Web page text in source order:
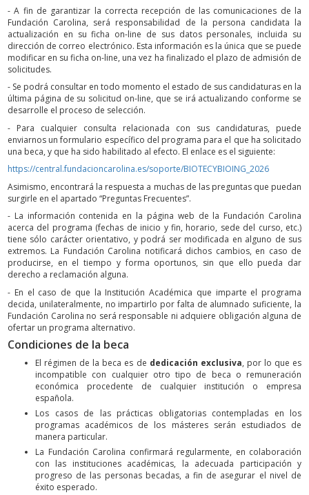
- A fin de garantizar la correcta recepción de las comunicaciones de la
Fundación Carolina, será responsabilidad de la persona candidata la
actualización en su ficha on-line de sus datos personales, incluida su
dirección de correo electrónico. Esta información es la única que se puede
modificar en su ficha on-line, una vez ha finalizado el plazo de admisión de
solicitudes.
- Se podrá consultar en todo momento el estado de sus candidaturas en la
última página de su solicitud on-line, que se irá actualizando conforme se
desarrolle el proceso de selección.
- Para cualquier consulta relacionada con sus candidaturas, puede
enviarnos un formulario específico del programa para el que ha solicitado
una beca, y que ha sido habilitado al efecto. El enlace es el siguiente:
https://central.fundacioncarolina.es/soporte/BIOTECYBIOING_2026
Asimismo, encontrará la respuesta a muchas de las preguntas que puedan
surgirle en el apartado “Preguntas Frecuentes”.
- La información contenida en la página web de la Fundación Carolina
acerca del programa (fechas de inicio y fin, horario, sede del curso, etc.)
tiene sólo carácter orientativo, y podrá ser modificada en alguno de sus
extremos. La Fundación Carolina notificará dichos cambios, en caso de
producirse, en el tiempo y forma oportunos, sin que ello pueda dar
derecho a reclamación alguna.
- En el caso de que la Institución Académica que imparte el programa
decida, unilateralmente, no impartirlo por falta de alumnado suficiente, la
Fundación Carolina no será responsable ni adquiere obligación alguna de
ofertar un programa alternativo.
Condiciones de la beca
El régimen de la beca es de dedicación exclusiva, por lo que es
incompatible con cualquier otro tipo de beca o remuneración
económica procedente de cualquier institución o empresa
española.
Los casos de las prácticas obligatorias contempladas en los
programas académicos de los másteres serán estudiados de
manera particular.
La Fundación Carolina confirmará regularmente, en colaboración
con las instituciones académicas, la adecuada participación y
progreso de las personas becadas, a fin de asegurar el nivel de
éxito esperado.